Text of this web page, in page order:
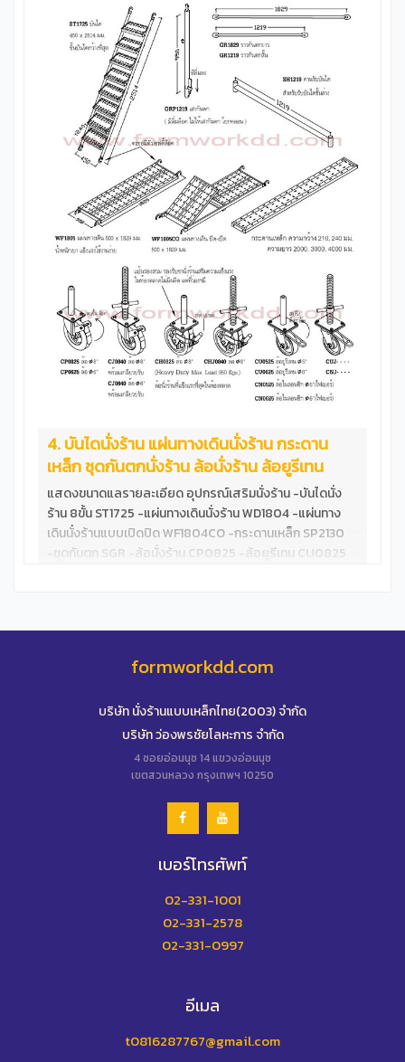
4. บันไดนั่งร้าน แผ่นทางเดินนั่งร้าน กระดาน
เหล็ก ชุดกันตกนั่งร้าน ล้อนั่งร้าน ล้อยูรีเทน
แสดงขนาดแลรายละเอียด อุปกรณ์เสริมนั่งร้าน -บันไดนั่ง
ร้าน 8ขั้น ST1725 -แผ่นทางเดินนั่งร้าน WD1804 -แผ่นทาง
เดินนั่งร้านแบบเปิดปิด WF1804CO -กระดานเหล็ก SP2130
-ชุดกันตก SGR -ล้อนั่งร้าน CP0825 -ล้อยูรีเทน CU0825
formworkdd.com
บริษัท นั่งร้านแบบเหล็กไทย(2003) จำกัด
บริษัท ว่องพรชัยโลหะการ จำกัด
4 ซอยอ่อนนุช 14 แขวงอ่อนนุช
เขตสวนหลวง กรุงเทพฯ 10250
เบอร์โทรศัพท์
02-331-1001
02-331-2578
02-331-0997
อีเมล
t0816287767@gmail.com